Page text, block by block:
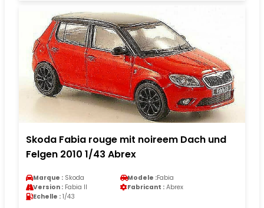
Skoda Fabia rouge mit noireem Dach und
Felgen 2010 1/43 Abrex
Marque : Skoda Modele :Fabia
Version : Fabia II Fabricant : Abrex
Echelle : 1/43